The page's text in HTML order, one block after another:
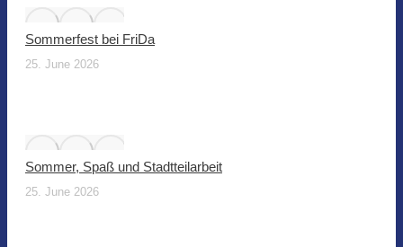
Sommerfest bei FriDa
25. June 2026
Sommer, Spaß und Stadtteilarbeit
25. June 2026